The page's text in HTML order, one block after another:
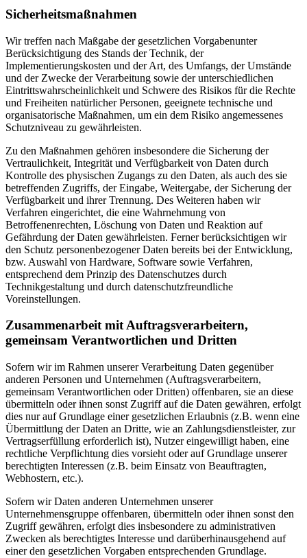
Sicherheitsmaßnahmen
Wir treffen nach Maßgabe der gesetzlichen Vorgabenunter
Berücksichtigung des Stands der Technik, der
Implementierungskosten und der Art, des Umfangs, der Umstände
und der Zwecke der Verarbeitung sowie der unterschiedlichen
Eintrittswahrscheinlichkeit und Schwere des Risikos für die Rechte
und Freiheiten natürlicher Personen, geeignete technische und
organisatorische Maßnahmen, um ein dem Risiko angemessenes
Schutzniveau zu gewährleisten.
Zu den Maßnahmen gehören insbesondere die Sicherung der
Vertraulichkeit, Integrität und Verfügbarkeit von Daten durch
Kontrolle des physischen Zugangs zu den Daten, als auch des sie
betreffenden Zugriffs, der Eingabe, Weitergabe, der Sicherung der
Verfügbarkeit und ihrer Trennung. Des Weiteren haben wir
Verfahren eingerichtet, die eine Wahrnehmung von
Betroffenenrechten, Löschung von Daten und Reaktion auf
Gefährdung der Daten gewährleisten. Ferner berücksichtigen wir
den Schutz personenbezogener Daten bereits bei der Entwicklung,
bzw. Auswahl von Hardware, Software sowie Verfahren,
entsprechend dem Prinzip des Datenschutzes durch
Technikgestaltung und durch datenschutzfreundliche
Voreinstellungen.
Zusammenarbeit mit Auftragsverarbeitern,
gemeinsam Verantwortlichen und Dritten
Sofern wir im Rahmen unserer Verarbeitung Daten gegenüber
anderen Personen und Unternehmen (Auftragsverarbeitern,
gemeinsam Verantwortlichen oder Dritten) offenbaren, sie an diese
übermitteln oder ihnen sonst Zugriff auf die Daten gewähren, erfolgt
dies nur auf Grundlage einer gesetzlichen Erlaubnis (z.B. wenn eine
Übermittlung der Daten an Dritte, wie an Zahlungsdienstleister, zur
Vertragserfüllung erforderlich ist), Nutzer eingewilligt haben, eine
rechtliche Verpflichtung dies vorsieht oder auf Grundlage unserer
berechtigten Interessen (z.B. beim Einsatz von Beauftragten,
Webhostern, etc.).
Sofern wir Daten anderen Unternehmen unserer
Unternehmensgruppe offenbaren, übermitteln oder ihnen sonst den
Zugriff gewähren, erfolgt dies insbesondere zu administrativen
Zwecken als berechtigtes Interesse und darüberhinausgehend auf
einer den gesetzlichen Vorgaben entsprechenden Grundlage.